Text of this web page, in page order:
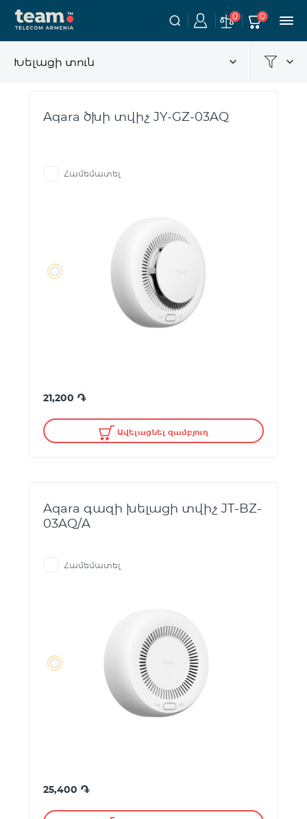
0 0
Խելացի տուն
Aqara ծխի տվիչ JY-GZ-03AQ
Համեմատել
21,200 ֏
Ավելացնել զամբյուղ
Aqara գազի խելացի տվիչ JT-BZ-
03AQ/A
Համեմատել
25,400 ֏